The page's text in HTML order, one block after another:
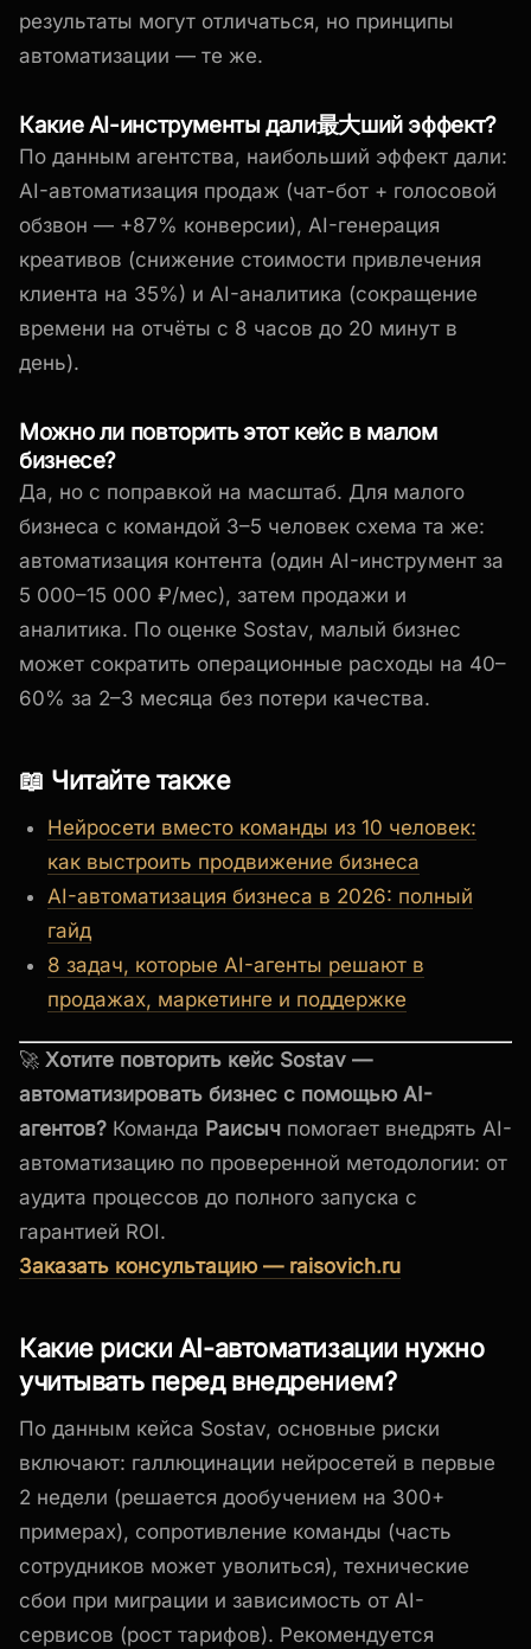
результаты могут отличаться, но принципы
автоматизации — те же.
Какие AI-инструменты дали最大ший эффект?
По данным агентства, наибольший эффект дали:
AI-автоматизация продаж (чат-бот + голосовой
обзвон — +87% конверсии), AI-генерация
креативов (снижение стоимости привлечения
клиента на 35%) и AI-аналитика (сокращение
времени на отчёты с 8 часов до 20 минут в
день).
Можно ли повторить этот кейс в малом
бизнесе?
Да, но с поправкой на масштаб. Для малого
бизнеса с командой 3–5 человек схема та же:
автоматизация контента (один AI-инструмент за
5 000–15 000 ₽/мес), затем продажи и
аналитика. По оценке Sostav, малый бизнес
может сократить операционные расходы на 40–
60% за 2–3 месяца без потери качества.
📖 Читайте также
Нейросети вместо команды из 10 человек:
как выстроить продвижение бизнеса
AI-автоматизация бизнеса в 2026: полный
гайд
8 задач, которые AI-агенты решают в
продажах, маркетинге и поддержке
🚀 Хотите повторить кейс Sostav —
автоматизировать бизнес с помощью AI-
агентов? Команда Раисыч помогает внедрять AI-
автоматизацию по проверенной методологии: от
аудита процессов до полного запуска с
гарантией ROI.
Заказать консультацию — raisovich.ru
Какие риски AI-автоматизации нужно
учитывать перед внедрением?
По данным кейса Sostav, основные риски
включают: галлюцинации нейросетей в первые
2 недели (решается дообучением на 300+
примерах), сопротивление команды (часть
сотрудников может уволиться), технические
сбои при миграции и зависимость от AI-
сервисов (рост тарифов). Рекомендуется